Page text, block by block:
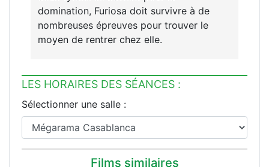
domination, Furiosa doit survivre à de
nombreuses épreuves pour trouver le
moyen de rentrer chez elle.
LES HORAIRES DES SÉANCES :
Sélectionner une salle :
Films similaires